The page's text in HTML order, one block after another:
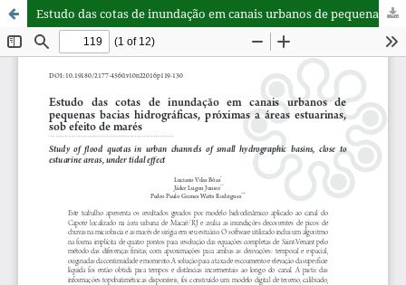
Estudo das cotas de inundação em canais urbanos de pequenas bacias hidrográficas, próximas a áreas estuarinas, sob efeito de marés